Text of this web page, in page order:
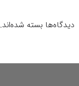
دیدگاه‌ها بسته شده‌اند.